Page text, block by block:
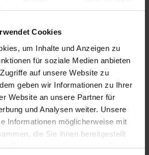
Cookies
um Inhalte und Anzeigen zu
für soziale Medien anbieten
auf unsere Website zu
geben wir Informationen zu Ihrer
Website an unsere Partner für
und Analysen weiter. Unsere
Informationen möglicherweise mit
die Sie ihnen bereitgestellt
Rahmen Ihrer Nutzung der Dienste
Lieferzeit ca. 2-4 Werktage innerhalb
In denWarenkorb